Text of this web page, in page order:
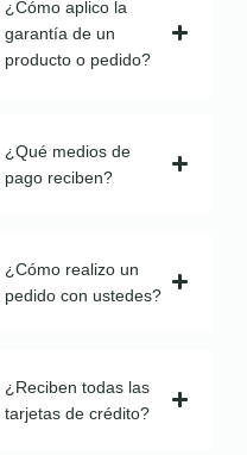
¿Cómo aplico la
garantía de un
producto o pedido?
¿Qué medios de
pago reciben?
¿Cómo realizo un
pedido con ustedes?
¿Reciben todas las
tarjetas de crédito?